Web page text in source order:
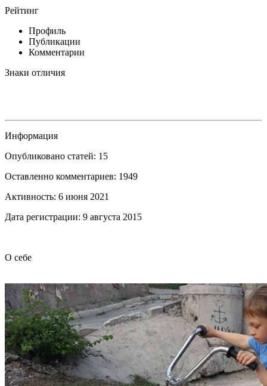
Рейтинг
Профиль
Публикации
Комментарии
Знаки отличия
Информация
Опубликовано статей: 15
Оставленно комментариев: 1949
Активность: 6 июня 2021
Дата регистрации: 9 августа 2015
О себе